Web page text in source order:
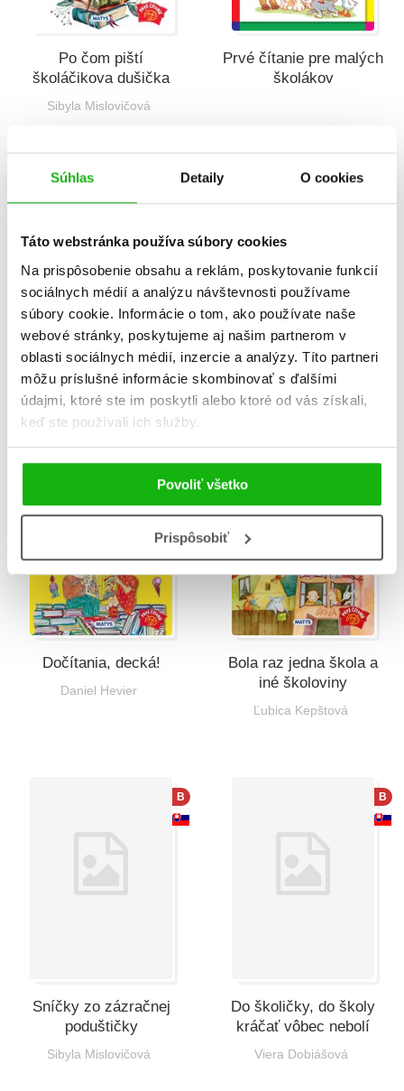
Súhlas Detaily O cookies
Táto webstránka používa súbory cookies
Na prispôsobenie obsahu a reklám, poskytovanie funkcií
sociálnych médií a analýzu návštevnosti používame
súbory cookie. Informácie o tom, ako používate naše
webové stránky, poskytujeme aj našim partnerom v
oblasti sociálnych médií, inzercie a analýzy. Títo partneri
môžu príslušné informácie skombinovať s ďalšími
údajmi, ktoré ste im poskytli alebo ktoré od vás získali,
keď ste používali ich služby.
Povoliť všetko
Prispôsobiť
Po čom piští
školáčikova dušička
Sibyla Mislovičová
Prvé čítanie pre malých
školákov
Rozprávočky aj
básničky na doma i do
Božena Trilecová
Do školičky, do školy
kráčať vôbec nebolí
Viera Dobiášová
Dočítania, decká!
Daniel Hevier
Bola raz jedna škola a
iné školoviny
Ľubica Kepštová
B
Sníčky zo zázračnej
poduštičky
Sibyla Mislovičová
B
Do školičky, do školy
kráčať vôbec nebolí
Viera Dobiášová